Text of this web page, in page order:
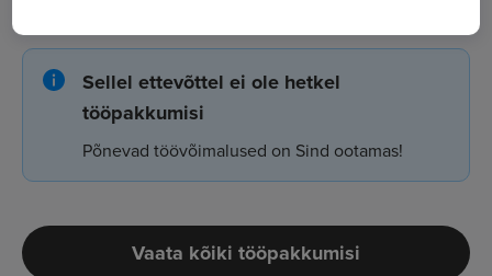
Sellel ettevõttel ei ole hetkel
tööpakkumisi
Põnevad töövõimalused on Sind ootamas!
Vaata kõiki tööpakkumisi